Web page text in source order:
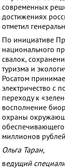
современных
достижениях
отметил
По инициативе
национального
свалок,
туризма и
Росатом
электричество с
переходу к
восполнение
охраны
обеспечивающего
миллионов
Ольга Таран,
ведущий